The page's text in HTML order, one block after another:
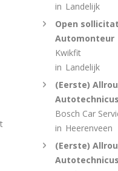
in Landelijk
Open
Automonteur
Kwikfit
in Landelijk
(Eerste)
Autotechnicus
Bosch Car
in Heerenveen
(Eerste)
Autotechnicus